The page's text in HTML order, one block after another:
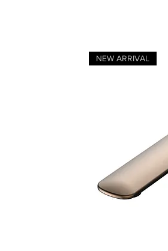
NEW ARRIVAL